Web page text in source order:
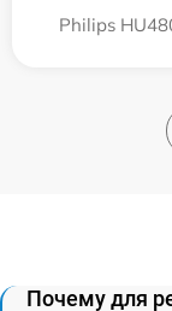
Philips
Почему для